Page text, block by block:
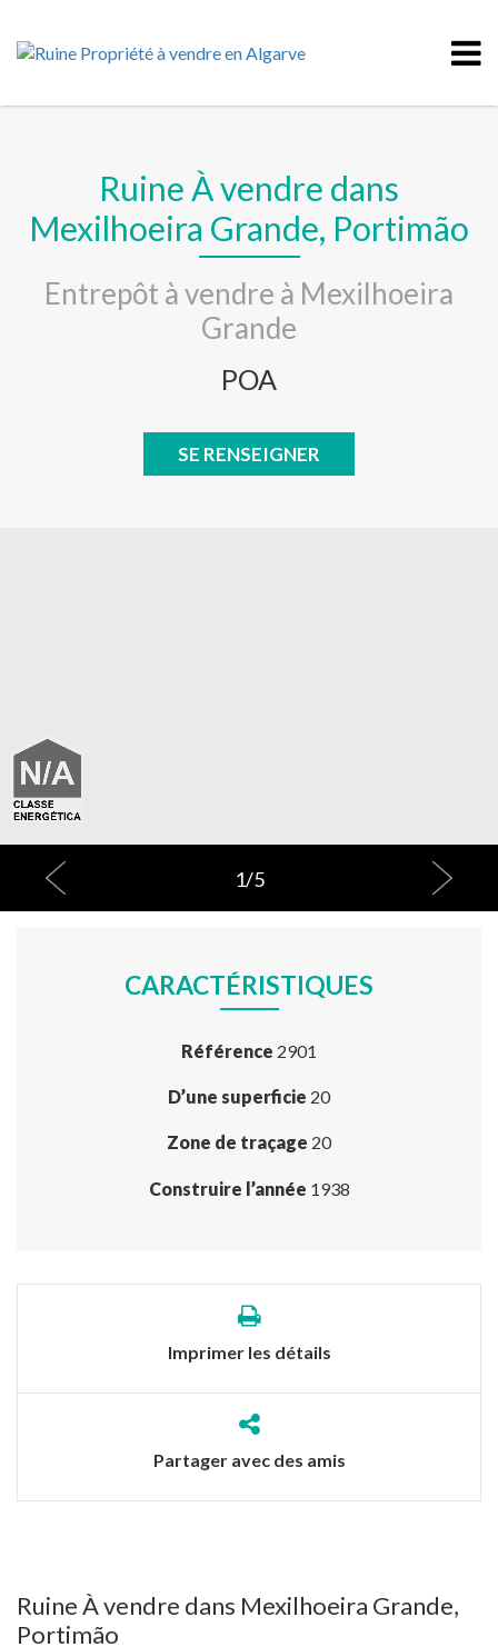
Ruine À vendre dans
Mexilhoeira Grande, Portimão
Entrepôt à vendre à Mexilhoeira
Grande
POA
SE RENSEIGNER
1/5
CARACTÉRISTIQUES
Référence 2901
D’une superficie 20
Zone de traçage 20
Construire l’année 1938
Imprimer les détails
Partager avec des amis
Ruine À vendre dans Mexilhoeira Grande,
Portimão